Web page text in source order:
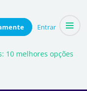
Entrar
coletivamente
10 melhores opções